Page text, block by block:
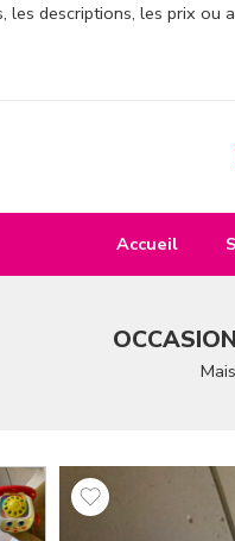
les descriptions, les prix
Accueil